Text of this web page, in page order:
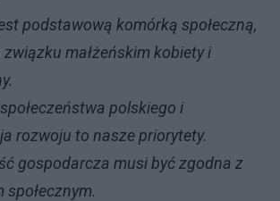
podstawową komórką społeczną,
małżeńskim kobiety i
polskiego i
rozwoju to nasze priorytety.
gospodarcza musi być zgodna z
społecznym.